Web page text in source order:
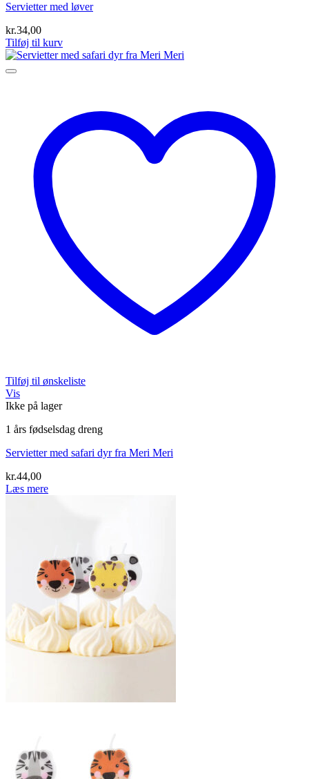
Servietter med løver
kr.34,00
Tilføj til kurv
Tilføj til ønskeliste
Vis
Ikke på lager
1 års fødselsdag dreng
Servietter med safari dyr fra Meri Meri
kr.44,00
Læs mere